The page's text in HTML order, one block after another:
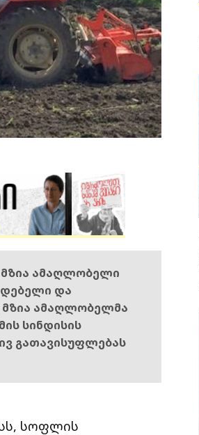
ამაღლობელი
და
მზია ამაღლობელმა
სინდისის
გათავისუფლებას
სოფლის